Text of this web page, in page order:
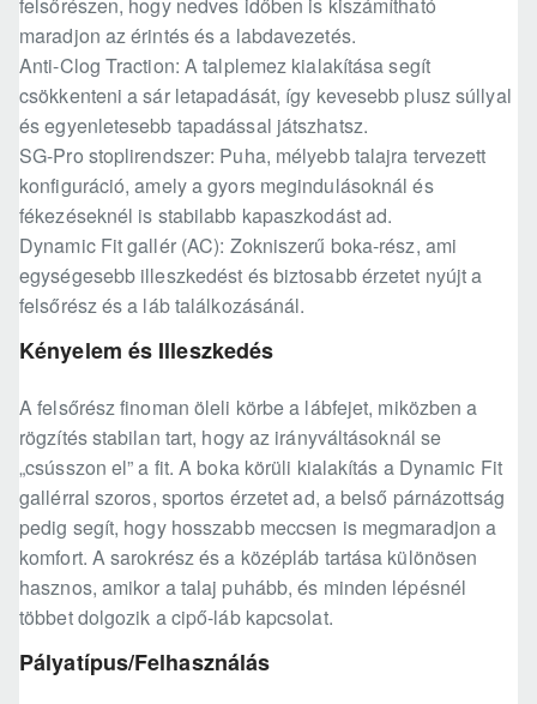
felsőrészen, hogy nedves időben is kiszámítható
maradjon az érintés és a labdavezetés.
Anti-Clog Traction: A talplemez kialakítása segít
csökkenteni a sár letapadását, így kevesebb plusz súllyal
és egyenletesebb tapadással játszhatsz.
SG-Pro stoplirendszer: Puha, mélyebb talajra tervezett
konfiguráció, amely a gyors megindulásoknál és
fékezéseknél is stabilabb kapaszkodást ad.
Dynamic Fit gallér (AC): Zokniszerű boka-rész, ami
egységesebb illeszkedést és biztosabb érzetet nyújt a
felsőrész és a láb találkozásánál.
Kényelem és Illeszkedés
A felsőrész finoman öleli körbe a lábfejet, miközben a
rögzítés stabilan tart, hogy az irányváltásoknál se
„csússzon el” a fit. A boka körüli kialakítás a Dynamic Fit
gallérral szoros, sportos érzetet ad, a belső párnázottság
pedig segít, hogy hosszabb meccsen is megmaradjon a
komfort. A sarokrész és a középláb tartása különösen
hasznos, amikor a talaj puhább, és minden lépésnél
többet dolgozik a cipő-láb kapcsolat.
Pályatípus/Felhasználás